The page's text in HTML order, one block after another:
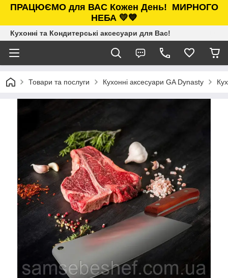
ПРАЦЮЄМО для ВАС Кожен День! МИРНОГО
НЕБА 💛💙
Кухонні та Кондитерські аксесуари для Вас!
Товари та послуги Кухонні аксесуари GA Dynasty